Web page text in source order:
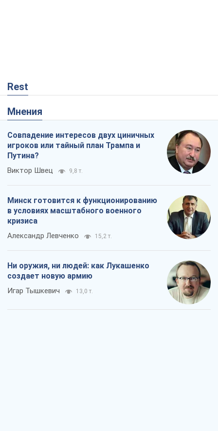
Rest
Мнения
Совпадение интересов двух циничных
игроков или тайный план Трампа и
Путина?
Виктор Швец 9,8 т.
Минск готовится к функционированию
в условиях масштабного военного
кризиса
Александр Левченко 15,2 т.
Ни оружия, ни людей: как Лукашенко
создает новую армию
Игар Тышкевич 13,0 т.